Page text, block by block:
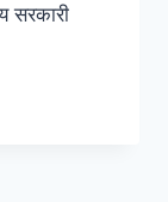
सरकारी